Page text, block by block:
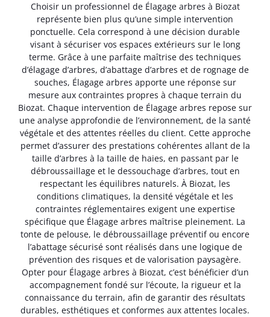
Choisir un professionnel de Élagage arbres à Biozat
représente bien plus qu’une simple intervention
ponctuelle. Cela correspond à une décision durable
visant à sécuriser vos espaces extérieurs sur le long
terme. Grâce à une parfaite maîtrise des techniques
d’élagage d’arbres, d’abattage d’arbres et de rognage de
souches, Élagage arbres apporte une réponse sur
mesure aux contraintes propres à chaque terrain du
Biozat. Chaque intervention de Élagage arbres repose sur
une analyse approfondie de l’environnement, de la santé
végétale et des attentes réelles du client. Cette approche
permet d’assurer des prestations cohérentes allant de la
taille d’arbres à la taille de haies, en passant par le
débroussaillage et le dessouchage d’arbres, tout en
respectant les équilibres naturels. À Biozat, les
conditions climatiques, la densité végétale et les
contraintes réglementaires exigent une expertise
spécifique que Élagage arbres maîtrise pleinement. La
tonte de pelouse, le débroussaillage préventif ou encore
l’abattage sécurisé sont réalisés dans une logique de
prévention des risques et de valorisation paysagère.
Opter pour Élagage arbres à Biozat, c’est bénéficier d’un
accompagnement fondé sur l’écoute, la rigueur et la
connaissance du terrain, afin de garantir des résultats
durables, esthétiques et conformes aux attentes locales.